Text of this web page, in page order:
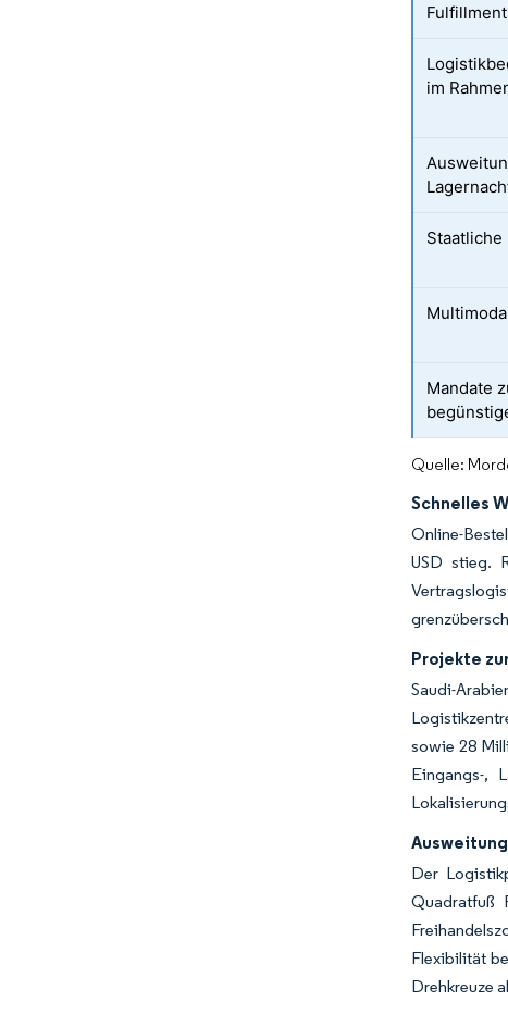
im
Mandate
Quelle:
Schnelles
Online-
USD stieg.
Projekte
Saudi-
sowie 28
Eingangs-,
Der
Quadratfuß
Flexibilität
Drehkreuze